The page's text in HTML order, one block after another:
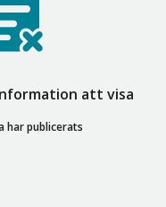
att visa
har publicerats